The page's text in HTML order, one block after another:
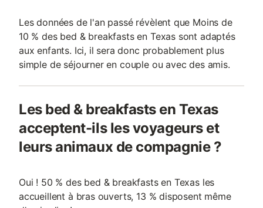
Les données de l'an passé révèlent que Moins de
10 % des bed & breakfasts en Texas sont adaptés
aux enfants. Ici, il sera donc probablement plus
simple de séjourner en couple ou avec des amis.
Les bed & breakfasts en Texas
acceptent-ils les voyageurs et
leurs animaux de compagnie ?
Oui ! 50 % des bed & breakfasts en Texas les
accueillent à bras ouverts, 13 % disposent même